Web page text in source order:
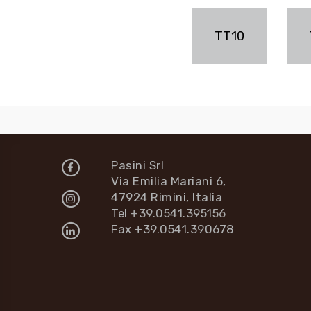
TT10
Pasini Srl
Via Emilia Mariani 6,
47924 Rimini, Italia
Tel +39.0541.395156
Fax +39.0541.390678